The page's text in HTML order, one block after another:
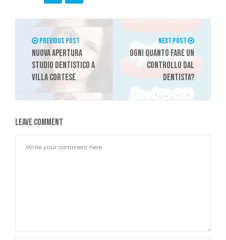
PREVIOUS POST
Nuova Apertura
Studio Dentistico a
Villa Cortese
NEXT POST
Ogni quanto fare un
controllo dal
dentista?
Leave comment